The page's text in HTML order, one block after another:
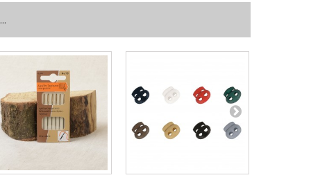
ORANGE
S672B0C83